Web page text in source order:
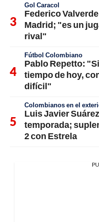
Gol Caracol
Federico
Madrid; "es un
rival"
Fútbol Colombiano
Pablo Repetto:
tiempo de hoy,
difícil"
Colombianos en el
Luis Javier
temporada;
2 con Estrela